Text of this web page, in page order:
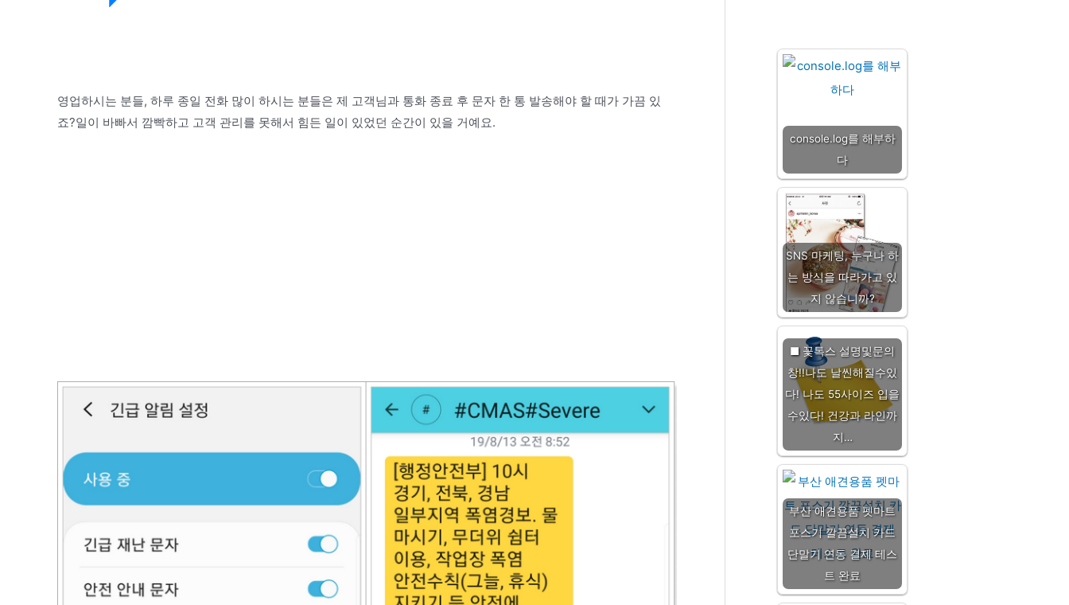
영업하시는 분들, 하루 종일 전화 많이 하시는 분들은 제 고객님과 통화 종료 후 문자 한 통 발송해야 할 때가 가끔 있
죠?일이 바빠서 깜빡하고 고객 관리를 못해서 힘든 일이 있었던 순간이 있을 거예요.
console.log를 해부하
다
SNS 마케팅, 누구나 하
는 방식을 따라가고 있
지 않습니까?
■ 꽃톡스 설명및문의
창!!나도 날씬해질수있
다! 나도 55사이즈 입을
수있다! 건강과 라인까
지…
부산 애견용품 펫마트
포스기 깔끔설치 카드
단말기 연동 결제 테스
트 완료